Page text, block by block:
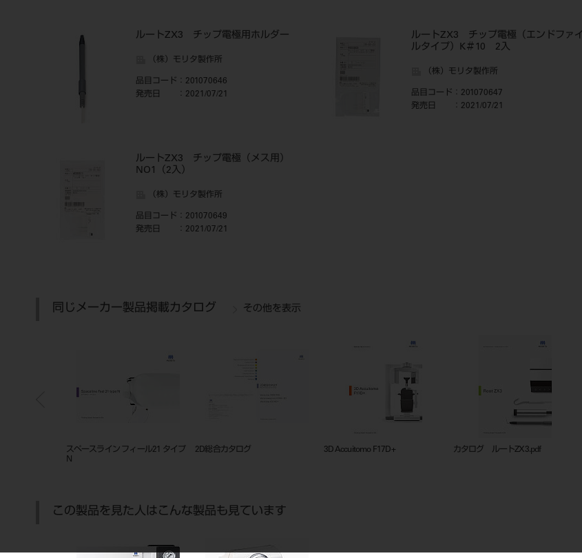
ルートZX3 チップ電極用ホルダー
（株）モリタ製作所
品目コード ：201070646
発売日
：2021/07/21
ルートZX3 チップ電極（エンドファイ
ルタイプ）K＃10 2入
（株）モリタ製作所
品目コード ：201070647
発売日
：2021/07/21
ルートZX3 チップ電極（メス用）
NO1（2入）
（株）モリタ製作所
品目コード ：201070649
発売日
：2021/07/21
同じメーカー製品掲載カタログ その他を表示
スペースライン フィール21 タイプ
N
2D総合カタログ 3D Accuitomo F17D+ カタログ ルートZX3.pdf
この製品を見た人はこんな製品も見ています